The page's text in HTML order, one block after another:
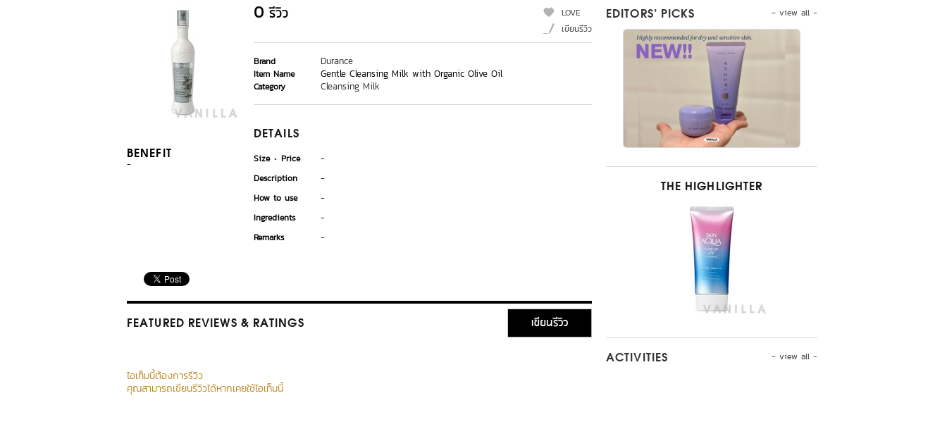
BENEFIT
-
0 รีวิว
LOVE
เขียนรีวิว
Brand Durance
Item Name Gentle Cleansing Milk with Organic Olive Oil
Category Cleansing Milk
DETAILS
Size Price
-
Description
-
How to use
-
Ingredients
-
Remarks
-
FEATURED REVIEWS & RATINGS เขียนรีวิว
ไอเท็มนี้ต้องการรีวิว
คุณสามารถเขียนรีวิวได้หากเคยใช้ไอเท็มนี้
- view all -
EDITORS’ PICKS
THE HIGHLIGHTER
- view all -
ACTIVITIES